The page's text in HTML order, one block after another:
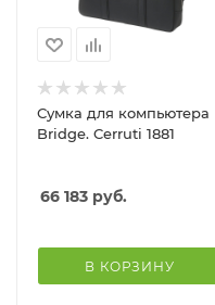
Сумка для компьютера
Bridge. Cerruti 1881
66 183 руб.
В КОРЗИНУ